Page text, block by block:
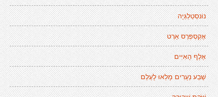
נוֹנסְטַלְגְּיָה
אֶקְסְפְּרֶס אַרְט
אֶלֶף הָאִיִּים
שֶׁבַע נְעָרִים מָלְאוּ לָעֶלֶם